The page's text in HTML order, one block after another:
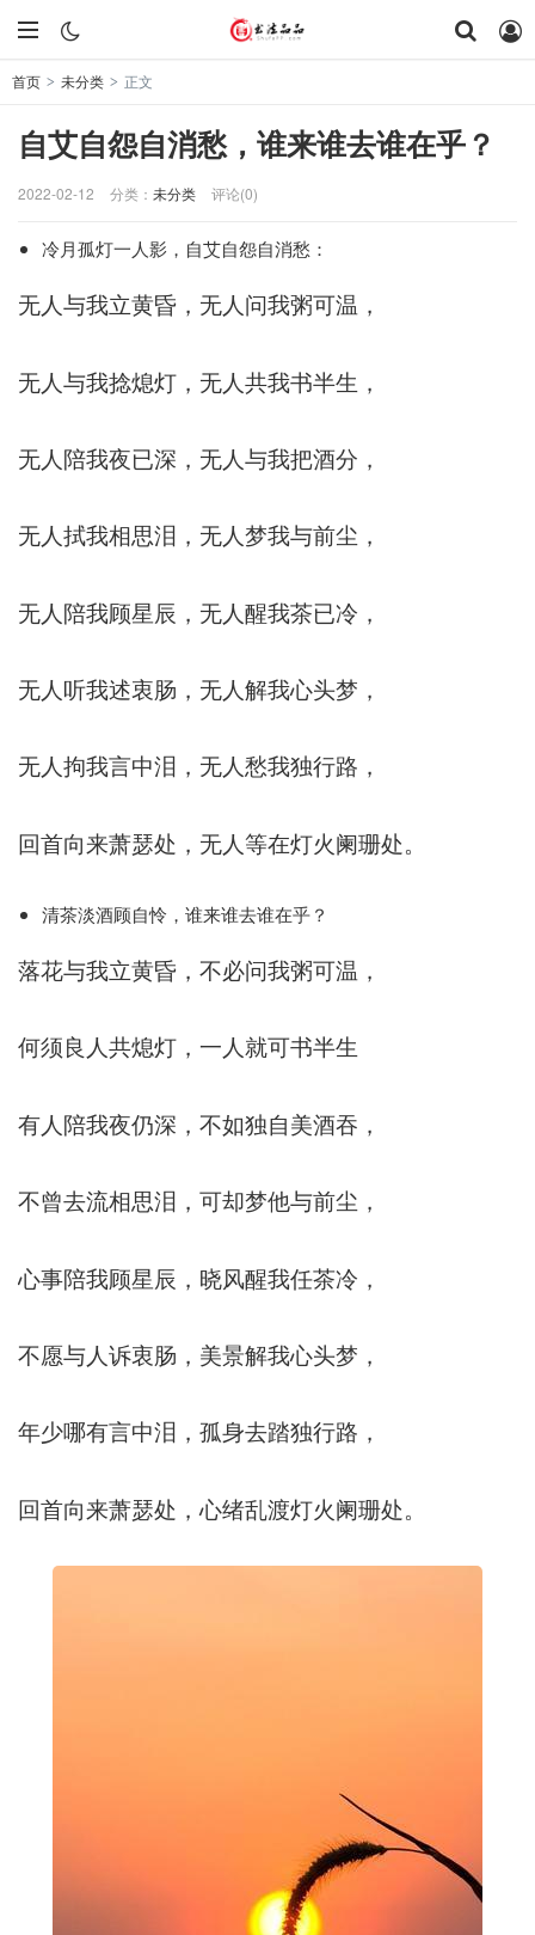
首页 > 未分类 > 正文
自艾自怨自消愁，谁来谁去谁在乎？
2022-02-12 分类： 未分类 评论(0)
冷月孤灯一人影，自艾自怨自消愁：
无人与我立黄昏，无人问我粥可温，
无人与我捻熄灯，无人共我书半生，
无人陪我夜已深，无人与我把酒分，
无人拭我相思泪，无人梦我与前尘，
无人陪我顾星辰，无人醒我茶已冷，
无人听我述衷肠，无人解我心头梦，
无人拘我言中泪，无人愁我独行路，
回首向来萧瑟处，无人等在灯火阑珊处。
清茶淡酒顾自怜，谁来谁去谁在乎？
落花与我立黄昏，不必问我粥可温，
何须良人共熄灯，一人就可书半生
有人陪我夜仍深，不如独自美酒吞，
不曾去流相思泪，可却梦他与前尘，
心事陪我顾星辰，晓风醒我任茶冷，
不愿与人诉衷肠，美景解我心头梦，
年少哪有言中泪，孤身去踏独行路，
回首向来萧瑟处，心绪乱渡灯火阑珊处。